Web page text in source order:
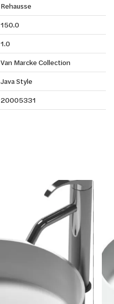
Rehausse
150.0
1.0
Van Marcke Collection
Java Style
20005331